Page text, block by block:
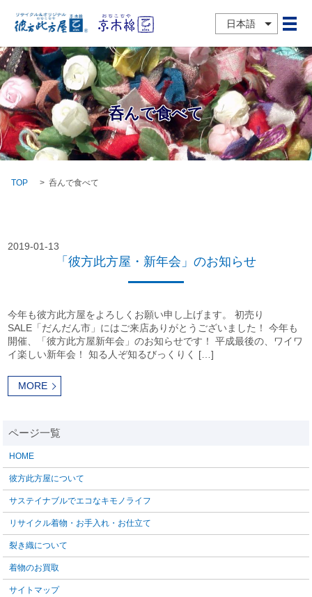
日本語 メ
呑んで食べて
TOP 呑んで食べて
2019-01-13
「彼方此方屋・新年会」のお知らせ
今年も彼方此方屋をよろしくお願い申し上げます。 初売り
SALE「だんだん市」にはご来店ありがとうございました！ 今年も
開催、「彼方此方屋新年会」のお知らせです！ 平成最後の、ワイワ
イ楽しい新年会！ 知る人ぞ知るびっくりく […]
MORE
HOME
彼方此方屋について
サステイナブルでエコなキモノライフ
リサイクル着物・お手入れ・お仕立て
裂き織について
着物のお買取
サイトマップ